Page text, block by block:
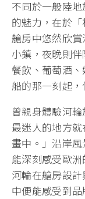
不同於一般陸
的魅力，在於
艙房中悠然欣
小鎮，夜晚則
餐飲、葡萄酒
船的那一刻起
曾親身體驗河
最迷人的地方
畫中。」沿岸
能深刻感受歐
河輪在艙房設
中便能感受到